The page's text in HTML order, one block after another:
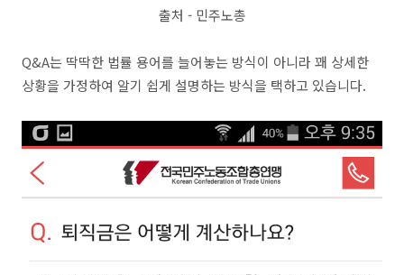
출처 - 민주노총
Q&A는 딱딱한 법률 용어를 늘어놓는 방식이 아니라 꽤 상세한
상황을 가정하여 알기 쉽게 설명하는 방식을 택하고 있습니다.